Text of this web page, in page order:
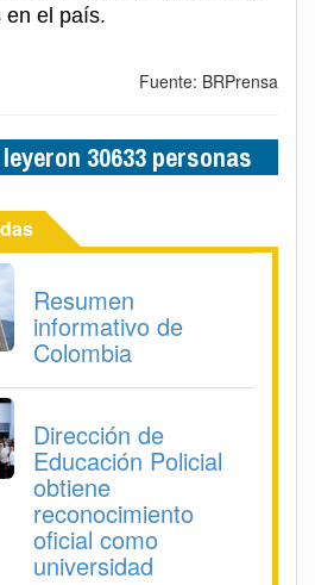
en el país.
Fuente: BRPrensa
30633 personas
Resumen
informativo de
Colombia
Dirección de
Educación Policial
obtiene
reconocimiento
oficial como
universidad